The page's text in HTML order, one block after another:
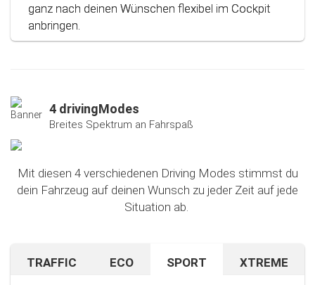
ganz nach deinen Wünschen flexibel im Cockpit
anbringen.
4 drivingModes
Breites Spektrum an Fahrspaß
Mit diesen 4 verschiedenen Driving Modes stimmst du
dein Fahrzeug auf deinen Wunsch zu jeder Zeit auf jede
Situation ab.
TRAFFIC ECO SPORT XTREME
Bist du auf unbekanntem Terrain oder in dichtem
Sparen beim Fahren? Mit diesem cleveren
Falls du nach dem Ausprobieren unseres Sport-